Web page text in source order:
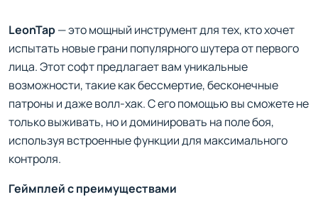
LeonTap— это мощный инструмент для тех, кто хочет
испытать новые грани популярного шутера от первого
лица. Этот софт предлагает вам уникальные
возможности, такие как бессмертие, бесконечные
патроны и даже волл-хак. С его помощью вы сможете не
только выживать, но и доминировать на поле боя,
используя встроенные функции для максимального
контроля.
Геймплей с преимуществами